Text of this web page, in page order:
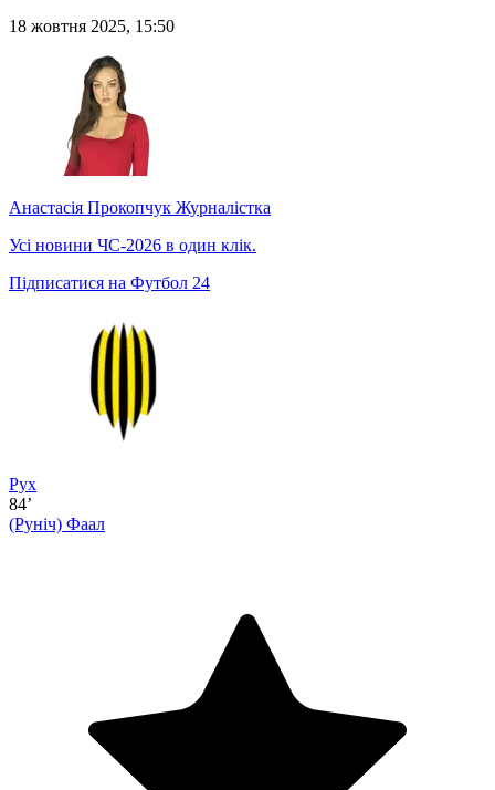
18 жовтня 2025, 15:50
Анастасія Прокопчук Журналістка
Усі новини ЧС-2026 в один клік.
Підписатися на Футбол 24
Рух
84’
(Руніч) Фаал